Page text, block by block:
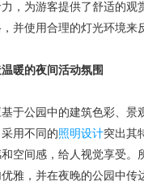
，为游客提供了舒适的观
并使用合理的灯光环境来
暖的夜间活动氛围
于公园中的建筑色彩、景
用不同的照明设计突出其
空间感，给人视觉享受。
雅，并在夜晚的公园中传